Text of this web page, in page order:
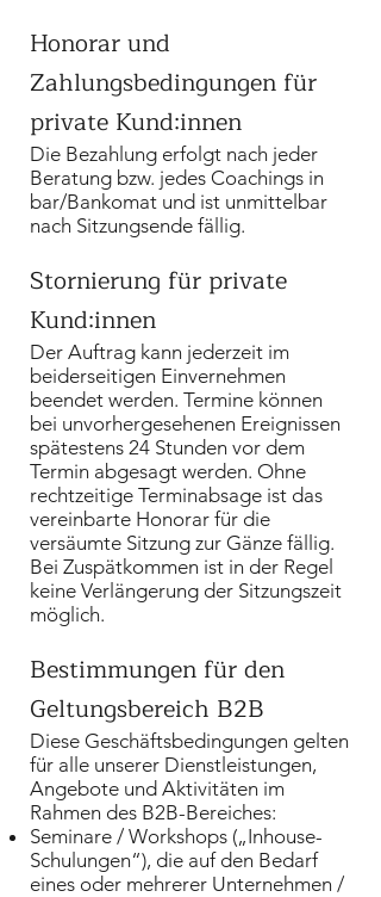
Honorar und
Zahlungsbedingungen für
private Kund:innen
Die Bezahlung erfolgt nach jeder
Beratung bzw. jedes Coachings in
bar/Bankomat und ist unmittelbar
nach Sitzungsende fällig.
Stornierung für private
Kund:innen
Der Auftrag kann jederzeit im
beiderseitigen Einvernehmen
beendet werden. Termine können
bei unvorhergesehenen Ereignissen
spätestens 24 Stunden vor dem
Termin abgesagt werden. Ohne
rechtzeitige Terminabsage ist das
vereinbarte Honorar für die
versäumte Sitzung zur Gänze fällig.
Bei Zuspätkommen ist in der Regel
keine Verlängerung der Sitzungszeit
möglich.
Bestimmungen für den
Geltungsbereich B2B
Diese Geschäftsbedingungen gelten
für alle unserer Dienstleistungen,
Angebote und Aktivitäten im
Rahmen des B2B-Bereiches:
Seminare / Workshops („Inhouse-
Schulungen“), die auf den Bedarf
eines oder mehrerer Unternehmen /